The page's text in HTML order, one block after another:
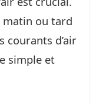
ou tard
courants d’air
simple et